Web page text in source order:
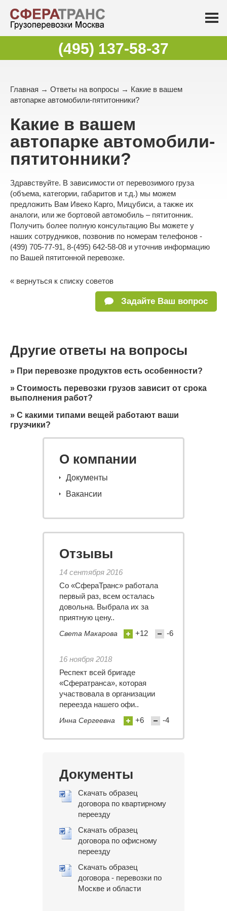
(495) 137-58-37
Главная → Ответы на вопросы → Какие в вашем
автопарке автомобили-пятитонники?
Какие в вашем
автопарке автомобили-
пятитонники?
Здравствуйте. В зависимости от перевозимого груза
(объема, категории, габаритов и т.д.) мы можем
предложить Вам Ивеко Карго, Мицубиси, а также их
аналоги, или же бортовой автомобиль – пятитонник.
Получить более полную консультацию Вы можете у
наших сотрудников, позвонив по номерам телефонов -
(499) 705-77-91, 8-(495) 642-58-08 и уточнив информацию
по Вашей пятитонной перевозке.
« вернуться к списку советов
Задайте Ваш вопрос
Другие ответы на вопросы
» При перевозке продуктов есть особенности?
» Стоимость перевозки грузов зависит от срока
выполнения работ?
» С какими типами вещей работают ваши
грузчики?
О компании
Документы
Вакансии
Отзывы
14 сентября 2016
Со «СфераТранс» работала
первый раз, всем осталась
довольна. Выбрала их за
приятную цену..
Света Макарова +12 -6
16 ноября 2018
Респект всей бригаде
«Сфератранса», которая
участвовала в организации
переезда нашего офи..
Инна Сергеевна +6 -4
Документы
Скачать образец
договора по квартирному
переезду
Скачать образец
договора по офисному
переезду
Скачать образец
договора - перевозки по
Москве и области